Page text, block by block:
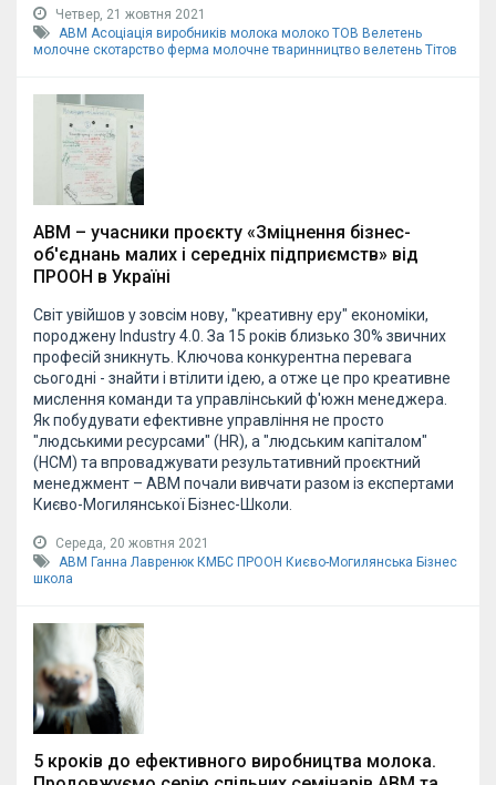
Четвер, 21 жовтня 2021
АВМ Асоціація виробників молока молоко ТОВ Велетень
молочне скотарство ферма молочне тваринництво велетень Тітов
АВМ – учасники проєкту «Зміцнення бізнес-
об'єднань малих і середніх підприємств» від
ПРООН в Україні
Світ увійшов у зовсім нову, "креативну еру" економіки,
породжену Industry 4.0. За 15 років близько 30% звичних
професій зникнуть. Ключова конкурентна перевага
сьогодні - знайти і втілити ідею, а отже це про креативне
мислення команди та управлінський ф'южн менеджера.
Як побудувати ефективне управління не просто
"людськими ресурсами" (HR), а "людським капіталом"
(HCM) та впроваджувати результативний проєктний
менеджмент – АВМ почали вивчати разом із експертами
Києво-Могилянської Бізнес-Школи.
Середа, 20 жовтня 2021
АВМ Ганна Лавренюк КМБС ПРООН Києво-Могилянська Бізнес
школа
5 кроків до ефективного виробництва молока.